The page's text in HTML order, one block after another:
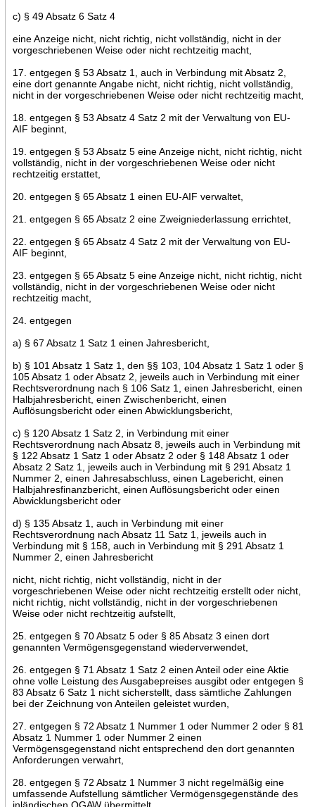
c) § 49 Absatz 6 Satz 4
eine Anzeige nicht, nicht richtig, nicht vollständig, nicht in der
vorgeschriebenen Weise oder nicht rechtzeitig macht,
17. entgegen § 53 Absatz 1, auch in Verbindung mit Absatz 2,
eine dort genannte Angabe nicht, nicht richtig, nicht vollständig,
nicht in der vorgeschriebenen Weise oder nicht rechtzeitig macht,
18. entgegen § 53 Absatz 4 Satz 2 mit der Verwaltung von EU-
AIF beginnt,
19. entgegen § 53 Absatz 5 eine Anzeige nicht, nicht richtig, nicht
vollständig, nicht in der vorgeschriebenen Weise oder nicht
rechtzeitig erstattet,
20. entgegen § 65 Absatz 1 einen EU-AIF verwaltet,
21. entgegen § 65 Absatz 2 eine Zweigniederlassung errichtet,
22. entgegen § 65 Absatz 4 Satz 2 mit der Verwaltung von EU-
AIF beginnt,
23. entgegen § 65 Absatz 5 eine Anzeige nicht, nicht richtig, nicht
vollständig, nicht in der vorgeschriebenen Weise oder nicht
rechtzeitig macht,
24. entgegen
a) § 67 Absatz 1 Satz 1 einen Jahresbericht,
b) § 101 Absatz 1 Satz 1, den §§ 103, 104 Absatz 1 Satz 1 oder §
105 Absatz 1 oder Absatz 2, jeweils auch in Verbindung mit einer
Rechtsverordnung nach § 106 Satz 1, einen Jahresbericht, einen
Halbjahresbericht, einen Zwischenbericht, einen
Auflösungsbericht oder einen Abwicklungsbericht,
c) § 120 Absatz 1 Satz 2, in Verbindung mit einer
Rechtsverordnung nach Absatz 8, jeweils auch in Verbindung mit
§ 122 Absatz 1 Satz 1 oder Absatz 2 oder § 148 Absatz 1 oder
Absatz 2 Satz 1, jeweils auch in Verbindung mit § 291 Absatz 1
Nummer 2, einen Jahresabschluss, einen Lagebericht, einen
Halbjahresfinanzbericht, einen Auflösungsbericht oder einen
Abwicklungsbericht oder
d) § 135 Absatz 1, auch in Verbindung mit einer
Rechtsverordnung nach Absatz 11 Satz 1, jeweils auch in
Verbindung mit § 158, auch in Verbindung mit § 291 Absatz 1
Nummer 2, einen Jahresbericht
nicht, nicht richtig, nicht vollständig, nicht in der
vorgeschriebenen Weise oder nicht rechtzeitig erstellt oder nicht,
nicht richtig, nicht vollständig, nicht in der vorgeschriebenen
Weise oder nicht rechtzeitig aufstellt,
25. entgegen § 70 Absatz 5 oder § 85 Absatz 3 einen dort
genannten Vermögensgegenstand wiederverwendet,
26. entgegen § 71 Absatz 1 Satz 2 einen Anteil oder eine Aktie
ohne volle Leistung des Ausgabepreises ausgibt oder entgegen §
83 Absatz 6 Satz 1 nicht sicherstellt, dass sämtliche Zahlungen
bei der Zeichnung von Anteilen geleistet wurden,
27. entgegen § 72 Absatz 1 Nummer 1 oder Nummer 2 oder § 81
Absatz 1 Nummer 1 oder Nummer 2 einen
Vermögensgegenstand nicht entsprechend den dort genannten
Anforderungen verwahrt,
28. entgegen § 72 Absatz 1 Nummer 3 nicht regelmäßig eine
umfassende Aufstellung sämtlicher Vermögensgegenstände des
inländischen OGAW übermittelt,